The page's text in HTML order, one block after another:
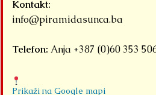
Kontakt:
info@piramidasunca.ba
Telefon: Anja +387 (0)60 353
Prikaži na Google mapi